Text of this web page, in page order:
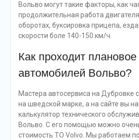
Вольво могут такие факторы, как
продолжительная работа
оборотах, буксировка прицепа,
скорости боле 140-150 км/ч.
Как проходит
автомобилей Вольво?
Мастера автосервиса на Дубровке
на шведской марке, а на сайте вы
калькулятор технического
Вольво. С его помощью можно
стоимость ТО Volvo. Мы работаем